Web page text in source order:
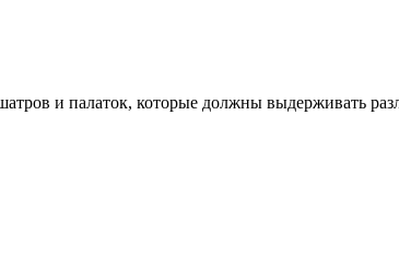
и палаток, которые должны выдерживать